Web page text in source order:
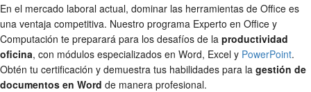
En el mercado laboral actual, dominar las herramientas de Office es
una ventaja competitiva. Nuestro programa Experto en Office y
Computación te preparará para los desafíos de la productividad
oficina, con módulos especializados en Word, Excel y PowerPoint.
Obtén tu certificación y demuestra tus habilidades para la gestión de
documentos en Word de manera profesional.